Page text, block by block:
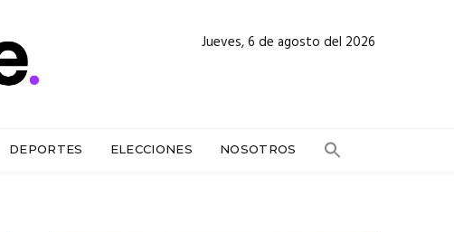
Jueves, 6 de agosto del 2026
DEPORTES ELECCIONES NOSOTROS